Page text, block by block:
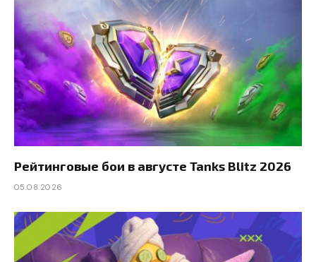
Рейтинговые бои в августе Tanks Blitz 2026
05.08.2026